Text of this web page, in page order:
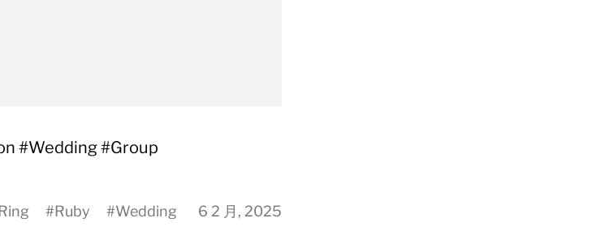
#Wedding #Group
#Ruby #Wedding 6 2 月, 2025